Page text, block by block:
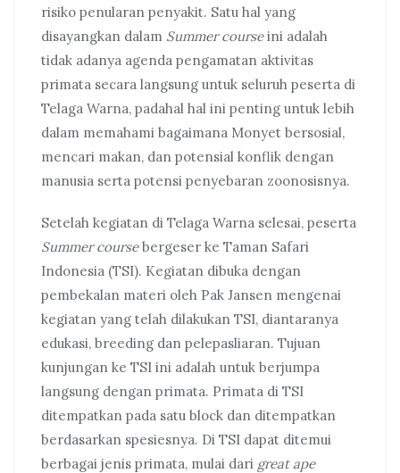
risiko penularan penyakit. Satu hal yang
disayangkan dalam Summer courseini adalah
tidak adanya agenda pengamatan aktivitas
primata secara langsung untuk seluruh peserta di
Telaga Warna, padahal hal ini penting untuk lebih
dalam memahami bagaimana Monyet bersosial,
mencari makan, dan potensial konflik dengan
manusia serta potensi penyebaran zoonosisnya.
Setelah kegiatan di Telaga Warna selesai, peserta
Summer coursebergeser ke Taman Safari
Indonesia (TSI). Kegiatan dibuka dengan
pembekalan materi oleh Pak Jansen mengenai
kegiatan yang telah dilakukan TSI, diantaranya
edukasi, breeding dan pelepasliaran. Tujuan
kunjungan ke TSI ini adalah untuk berjumpa
langsung dengan primata. Primata di TSI
ditempatkan pada satu block dan ditempatkan
berdasarkan spesiesnya. Di TSI dapat ditemui
berbagai jenis primata, mulai dari great ape